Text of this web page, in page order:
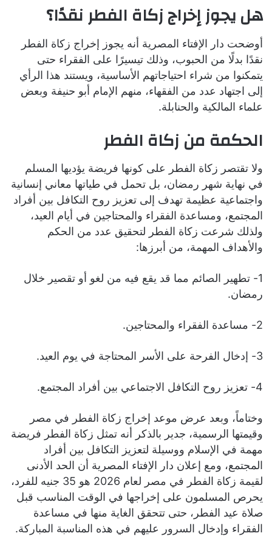
هل يجوز إخراج زكاة الفطر نقدًا؟
أوضحت دار الإفتاء المصرية أنه يجوز إخراج زكاة الفطر
نقدًا بدلًا من الحبوب، وذلك تيسيرًا على الفقراء حتى
يتمكنوا من شراء احتياجاتهم الأساسية، ويستند هذا الرأي
إلى اجتهاد عدد من الفقهاء، منهم الإمام أبو حنيفة وبعض
علماء المالكية والحنابلة.
الحكمة من زكاة الفطر
ولا تقتصر زكاة الفطر على كونها فريضة يؤديها المسلم
في نهاية شهر رمضان، بل تحمل في طياتها معاني إنسانية
واجتماعية عظيمة تهدف إلى تعزيز روح التكافل بين أفراد
المجتمع، ومساعدة الفقراء والمحتاجين في أيام العيد،
ولذلك شرعت زكاة الفطر لتحقيق عدد من الحكم
والأهداف المهمة، من أبرزها:
1- تطهير الصائم مما قد يقع فيه من لغو أو تقصير خلال
رمضان.
2- مساعدة الفقراء والمحتاجين.
3- إدخال الفرحة على الأسر المحتاجة في يوم العيد.
4- تعزيز روح التكافل الاجتماعي بين أفراد المجتمع.
وختاماً، وبعد عرض موعد إخراج زكاة الفطر في مصر
وقيمتها الرسمية، جدير بالذكر أنه تمثل زكاة الفطر فريضة
مهمة في الإسلام ووسيلة لتعزيز التكافل بين أفراد
المجتمع، ومع إعلان دار الإفتاء المصرية أن الحد الأدنى
لقيمة زكاة الفطر في مصر لعام 2026 هو 35 جنيه للفرد،
يحرص المسلمون على إخراجها في الوقت المناسب قبل
صلاة عيد الفطر، حتى تتحقق الغاية منها في مساعدة
الفقراء وإدخال السرور عليهم في هذه المناسبة المباركة.